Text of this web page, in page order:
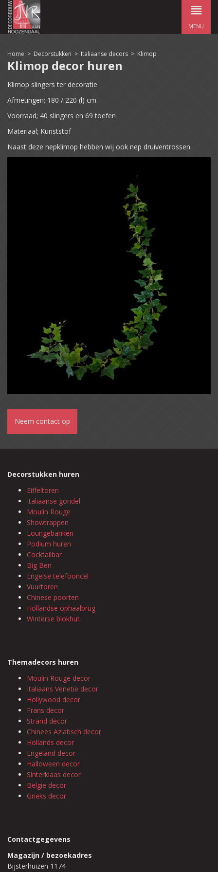
MENU
Home > Decorstukken > Italiaanse decors > Klimop
Klimop decor huren
Klimop slingers ter decoratie
Afmetingen; 180 / 220 (l) cm.
Voorraad; 40 slingers en 69 toefen
Materiaal; Kunststof
Naast deze nepklimop hebben wij ook nep druiventrossen.
Neem contact op
Decorstukken huren
Eiffeltoren
Italiaanse gondel
Moulin Rouge
Showtrappen
Loungebanken
Podium huren
Cocktailbar
Big Ben
Engelse telefooncel
Vuurtoren
Chinese poorten
Hollandse ophaalbrug
Winterse blokhut
Themadecors huren
Moulin Rouge decor
Italiaans Venetië decor
Hollywood decor
Frans decor
Strand decor
Chinees Aziatisch decor
Hollands decor
Engeland decor
Halloween decor
Sinterklaas decor
Belgie decor
Grieks decor
Contactgegevens
Magazijn / bezoekadres
Bijsterhuizen 1174